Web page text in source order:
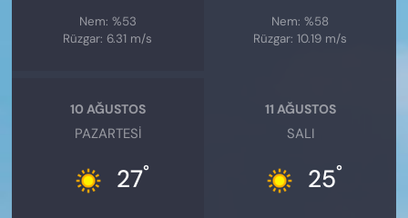
Nem: %53
Rüzgar: 6.31 m/s
Nem: %58
Rüzgar: 10.19 m/s
10 AĞUSTOS
PAZARTESI
27°
11 AĞUSTOS
SALI
25°